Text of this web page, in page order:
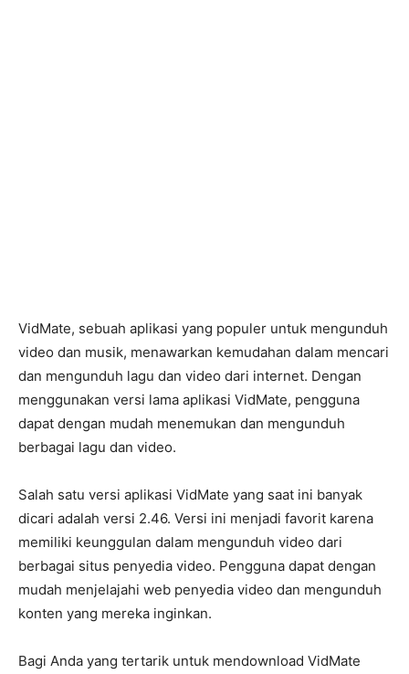
VidMate, sebuah aplikasi yang populer untuk mengunduh
video dan musik, menawarkan kemudahan dalam mencari
dan mengunduh lagu dan video dari internet. Dengan
menggunakan versi lama aplikasi VidMate, pengguna
dapat dengan mudah menemukan dan mengunduh
berbagai lagu dan video.
Salah satu versi aplikasi VidMate yang saat ini banyak
dicari adalah versi 2.46. Versi ini menjadi favorit karena
memiliki keunggulan dalam mengunduh video dari
berbagai situs penyedia video. Pengguna dapat dengan
mudah menjelajahi web penyedia video dan mengunduh
konten yang mereka inginkan.
Bagi Anda yang tertarik untuk mendownload VidMate